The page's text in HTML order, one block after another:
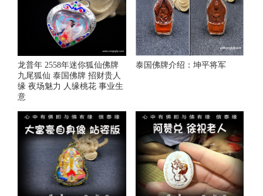
龙普年 2558年迷你狐仙佛牌
九尾狐仙 泰国佛牌 招财贵人
缘 夜场魅力 人缘桃花 事业生
意
泰国佛牌介绍：坤平将军